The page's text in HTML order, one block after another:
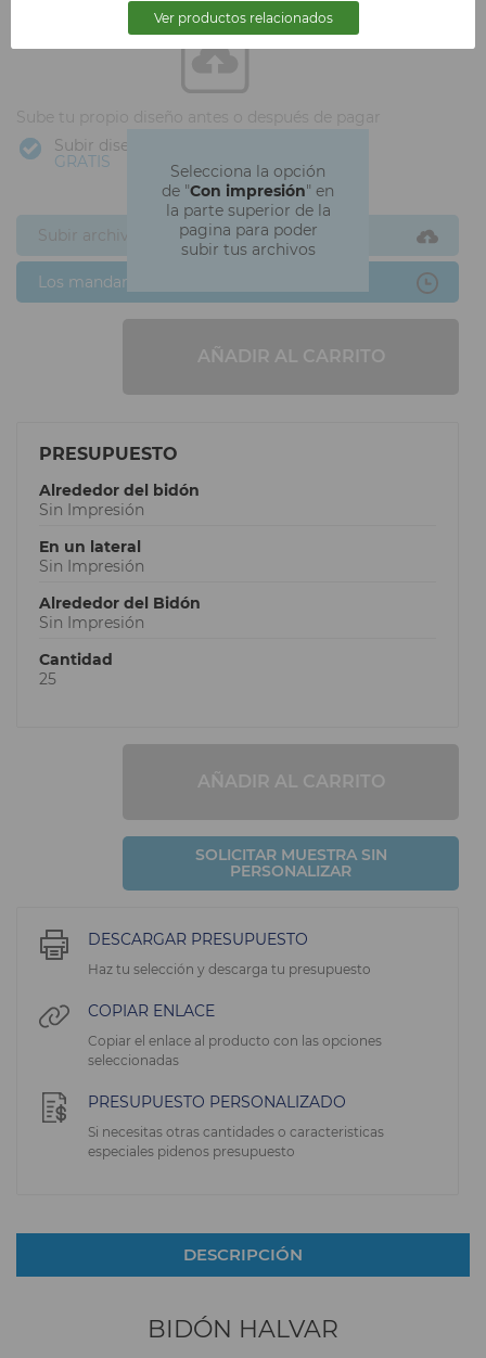
Selecciona la opción
de "Con impresión" en
la parte superior de la
pagina para poder
subir tus archivos
Sube tu propio diseño antes o después de pagar
Subir diseño
GRATIS
Subir archivos ahora
Los mandaré después
AÑADIR AL CARRITO
PRESUPUESTO
Alrededor del bidón
Sin Impresión
En un lateral
Sin Impresión
Alrededor del Bidón
Sin Impresión
Cantidad
25
AÑADIR AL CARRITO
SOLICITAR MUESTRA SIN
PERSONALIZAR
DESCARGAR PRESUPUESTO
Haz tu selección y descarga tu presupuesto
COPIAR ENLACE
Copiar el enlace al producto con las opciones
seleccionadas
PRESUPUESTO PERSONALIZADO
Si necesitas otras cantidades o caracteristicas
especiales pidenos presupuesto
DESCRIPCIÓN
BIDÓN HALVAR
Ver productos relacionados